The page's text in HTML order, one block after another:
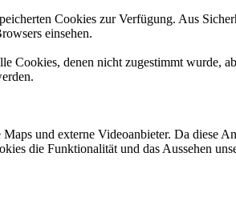
Cookies zur Verfügung. Aus
einsehen.
Cookies, denen nicht zugestimmt wurde,
und externe Videoanbieter. Da diese
die Funktionalität und das Aussehen